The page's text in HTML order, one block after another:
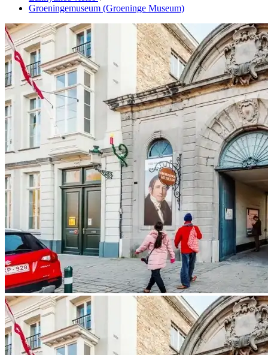
Groeningemuseum (Groeninge Museum)